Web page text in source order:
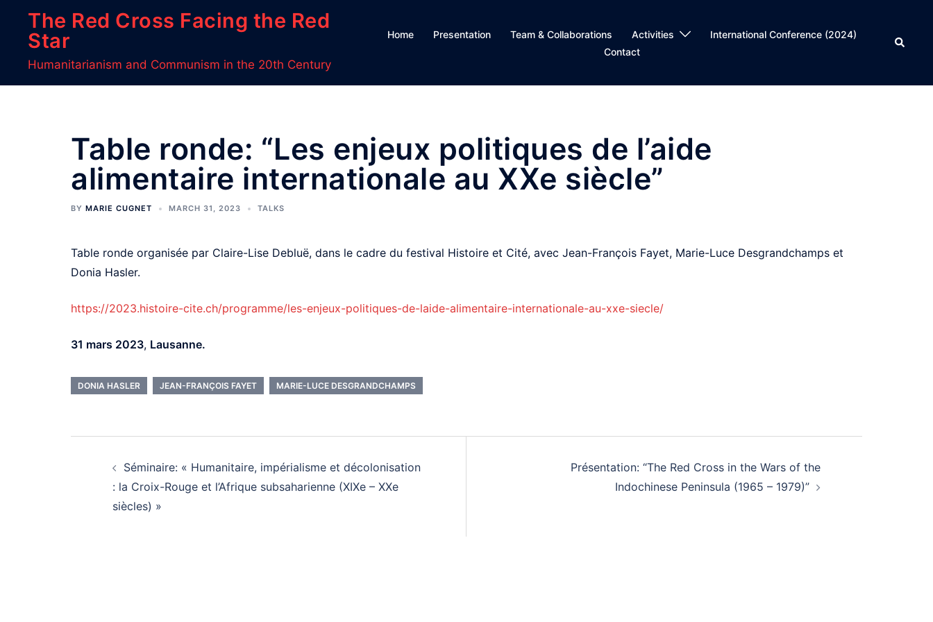
content
The Red Cross Facing the Red
Star
Humanitarianism and Communism in the 20th Century
Home Presentation Team & Collaborations Activities
International Conference (2024)
Contact
Search
Table ronde: “Les enjeux politiques de l’aide
alimentaire internationale au XXe siècle”
BY MARIE CUGNET MARCH 31, 2023 TALKS
Table ronde organisée par Claire-Lise Debluë, dans le cadre du festival Histoire et Cité, avec Jean-François Fayet, Marie-Luce Desgrandchamps et
Donia Hasler.
https://2023.histoire-cite.ch/programme/les-enjeux-politiques-de-laide-alimentaire-internationale-au-xxe-siecle/
31 mars 2023, Lausanne.
DONIA HASLER JEAN-FRANÇOIS FAYET MARIE-LUCE DESGRANDCHAMPS
navigation
Séminaire: « Humanitaire, impérialisme et décolonisation
: la Croix-Rouge et l’Afrique subsaharienne (XIXe – XXe
siècles) »
Présentation: “The Red Cross in the Wars of the
Indochinese Peninsula (1965 – 1979)”